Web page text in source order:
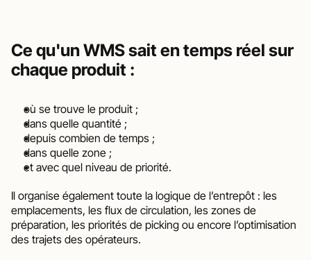
Ce qu'un WMS sait en temps réel sur
chaque produit :
où se trouve le produit ;
dans quelle quantité ;
depuis combien de temps ;
dans quelle zone ;
et avec quel niveau de priorité.
Il organise également toute la logique de l’entrepôt : les
emplacements, les flux de circulation, les zones de
préparation, les priorités de picking ou encore l’optimisation
des trajets des opérateurs.